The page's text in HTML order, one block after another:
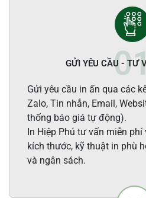
GỬI YÊU CẦU - TƯ
Gửi yêu cầu in ấn qua các
Zalo, Tin nhắn, Email,
thống báo giá tự động).
In Hiệp Phú tư vấn miễn phí
kích thước, kỹ thuật in phù
và ngân sách.